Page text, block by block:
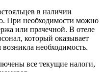
в наличии
При необходимости можно
или прачечной. В отеле
который оказывает
необходимость.
все текущие налоги,